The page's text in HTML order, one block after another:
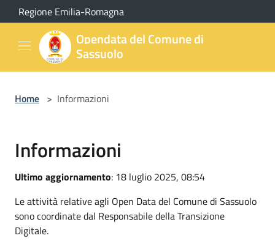
Salta al contenuto principale
Regione Emilia-Romagna
Opendata del Comune di
Sassuolo
Home > Informazioni
Informazioni
Ultimo aggiornamento: 18 luglio 2025, 08:54
Le attività relative agli Open Data del Comune di Sassuolo
sono coordinate dal Responsabile della Transizione
Digitale.